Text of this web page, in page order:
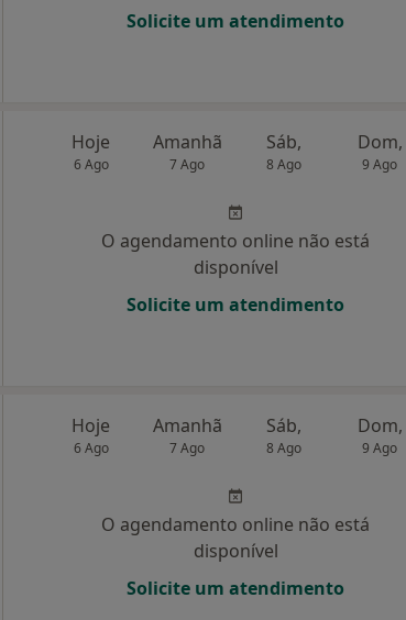
Solicite um atendimento
Hoje
6 Ago
Amanhã
7 Ago
Sáb,
8 Ago
Dom,
9 Ago
O agendamento online não está
disponível
Solicite um atendimento
Hoje
6 Ago
Amanhã
7 Ago
Sáb,
8 Ago
Dom,
9 Ago
O agendamento online não está
disponível
Solicite um atendimento